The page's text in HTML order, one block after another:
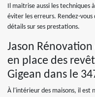
Il maitrise aussi les techniques
éviter les erreurs. Rendez-
détails sur ses prestations.
Jason
en place des
Gigean dans le
À l'intérieur des maisons, il est